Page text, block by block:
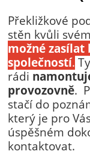
Překližkové
stěn kvůli
možné
společností.
rádi
provozovně.
stačí do
který je pro
úspěšném
kontaktovat.